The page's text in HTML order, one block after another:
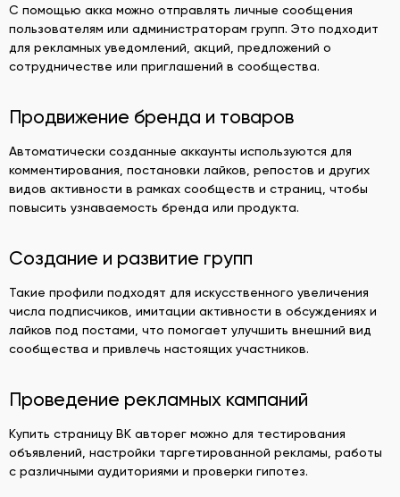
С помощью акка можно отправлять личные сообщения
пользователям или администраторам групп. Это подходит
для рекламных уведомлений, акций, предложений о
сотрудничестве или приглашений в сообщества.
Продвижение бренда и товаров
Автоматически созданные аккаунты используются для
комментирования, постановки лайков, репостов и других
видов активности в рамках сообществ и страниц, чтобы
повысить узнаваемость бренда или продукта.
Создание и развитие групп
Такие профили подходят для искусственного увеличения
числа подписчиков, имитации активности в обсуждениях и
лайков под постами, что помогает улучшить внешний вид
сообщества и привлечь настоящих участников.
Проведение рекламных кампаний
Купить страницу ВК авторег можно для тестирования
объявлений, настройки таргетированной рекламы, работы
с различными аудиториями и проверки гипотез.